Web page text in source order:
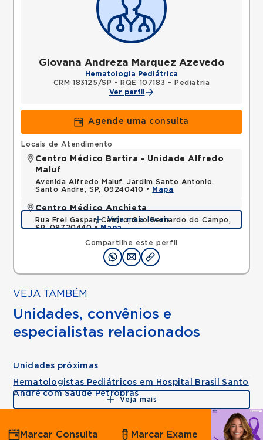
Giovana Andreza Marquez Azevedo
Hematologia Pediátrica
CRM 183125/SP •
RQE 107183 - Pediatria
Ver perfil
Agende uma consulta
Compartilhe este perfil
Locais de Atendimento
Centro Médico Bartira - Unidade Alfredo
Maluf
Avenida Alfredo Maluf, Jardim Santo Antonio,
Santo Andre, SP, 09240410 •
Mapa
Centro Médico Anchieta
Rua Frei Gaspar, Centro, Sao Bernardo do Campo,
SP, 09720440 •Mapa
Veja mais locais
VEJA TAMBÉM
Unidades, convênios e
especialistas relacionados
Unidades próximas
Hematologistas Pediátricos em Hospital Brasil Santo
André com Saúde Petrobras
Veja mais
Agende
por
Marcar Consulta Marcar Exame